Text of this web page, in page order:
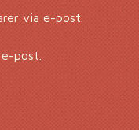
via e-post.
e-post.